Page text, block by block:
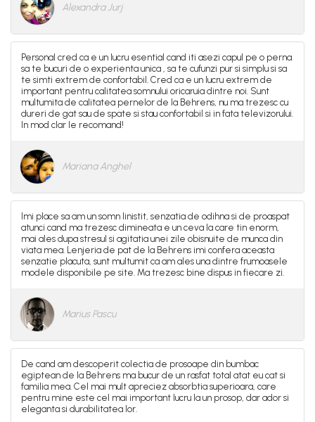
Alexandra Jurj
Personal cred ca e un lucru esential cand iti asezi capul pe o perna
sa te bucuri de o experienta unica , sa te cufunzi pur si simplu si sa
te simti extrem de confortabil. Cred ca e un lucru extrem de
important pentru calitatea somnului oricaruia dintre noi. Sunt
multumita de calitatea pernelor de la Behrens, nu ma trezesc cu
dureri de gat sau de spate si stau confortabil si in fata televizorului.
In mod clar le recomand!
Mariana Anghel
Imi place sa am un somn linistit, senzatia de odihna si de proaspat
atunci cand ma trezesc dimineata e un ceva la care tin enorm,
mai ales dupa stresul si agitatia unei zile obisnuite de munca din
viata mea. Lenjeria de pat de la Behrens imi confera aceasta
senzatie placuta, sunt multumit ca am ales una dintre frumoasele
modele disponibile pe site. Ma trezesc bine dispus in fiecare zi.
Marius Pascu
De cand am descoperit colectia de prosoape din bumbac
egiptean de la Behrens ma bucur de un rasfat total atat eu cat si
familia mea. Cel mai mult apreciez absorbtia superioara, care
pentru mine este cel mai important lucru la un prosop, dar ador si
eleganta si durabilitatea lor.